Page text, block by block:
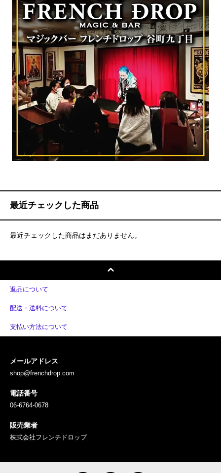
最近チェックした商品
最近チェックした商品はまだありません。
返品について
配送・送料について
支払い方法について
メールアドレス
shop@frenchdrop.com
電話番号
06-6764-0678
販売業者
株式会社フレンチドロップ